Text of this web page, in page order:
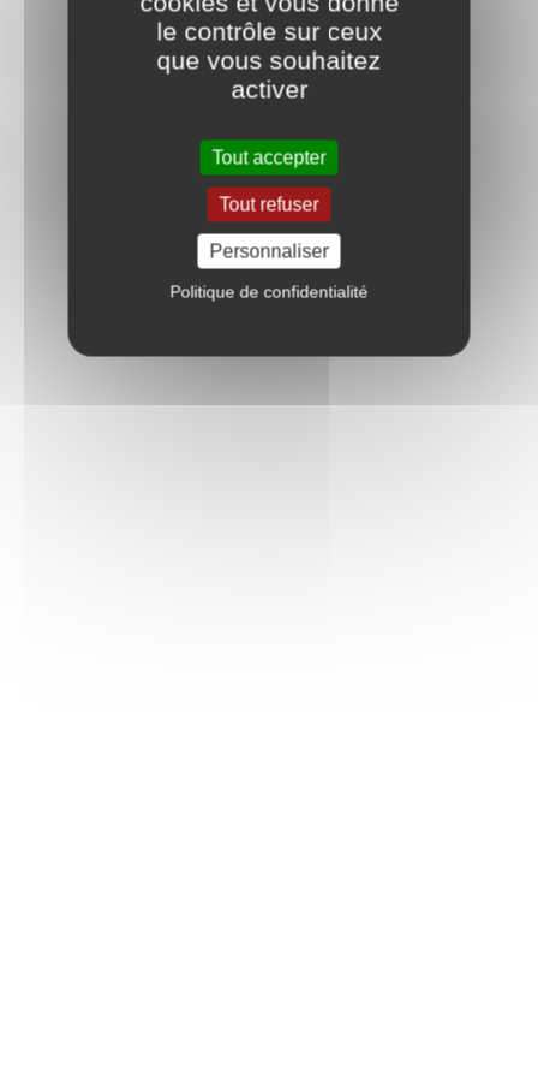
le contrôle sur ceux
que vous souhaitez
activer
Tout accepter
Tout refuser
Personnaliser
Politique de confidentialité